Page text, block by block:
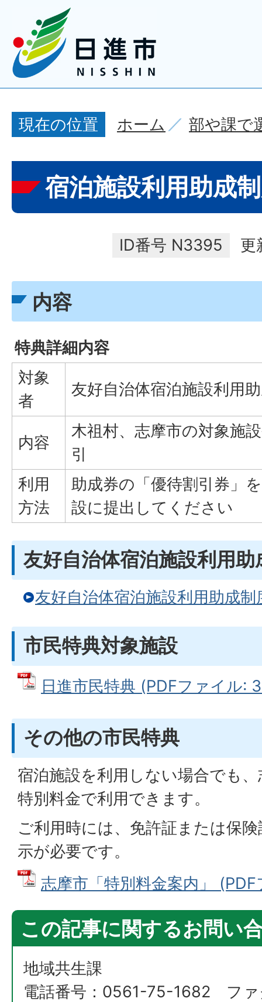
現在の位置 ホーム 部や課で
宿泊施設利用助成
ID番号 N3395 更
内容
特典詳細内容
対象
者
友好自治体宿泊施設利用
内容
木祖村、志摩市の対象施
引
利用
方法
助成券の「優待割引券」
設に提出してください
友好自治体宿泊施設利用助
友好自治体宿泊施設利用助成
市民特典対象施設
日進市民特典 (PDFファイル:
その他の市民特典
宿泊施設を利用しない場合でも
特別料金で利用できます。
ご利用時には、免許証または保
示が必要です。
志摩市「特別料金案内」
この記事に関するお問い
地域共生課
電話番号：0561-75-1682 フ